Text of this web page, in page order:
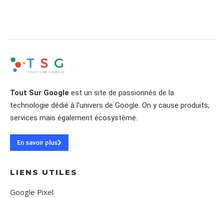
Tout Sur Google est un site de passionnés de la
technologie dédié à l’univers de Google. On y cause produits,
services mais également écosystème.
En savoir plus
LIENS UTILES
Google Pixel